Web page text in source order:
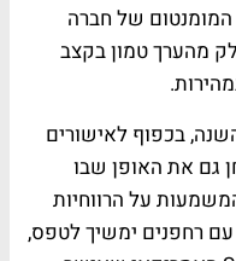
המומנטום של חברה
מהערך טמון בקצב
בכפוף לאישורים
גם את האופן שבו
על הרווחיות
רחפנים ימשיך לטפס,